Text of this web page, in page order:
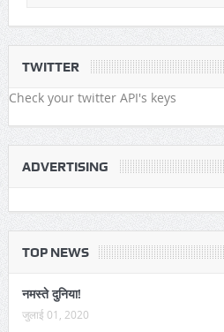
TWITTER
Check your twitter API's keys
ADVERTISING
TOP NEWS
नमस्ते दुनिया!
जुलाई 01, 2020